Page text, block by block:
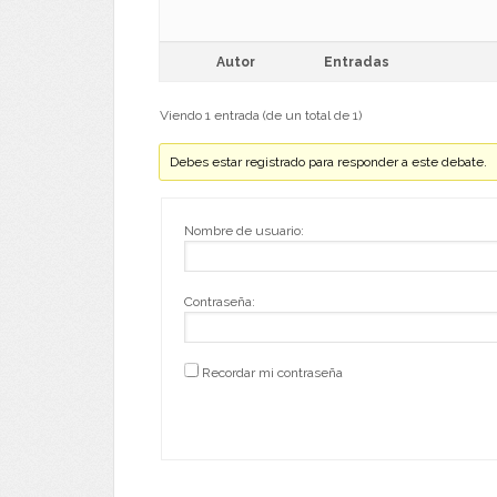
Autor Entradas
Viendo 1 entrada (de un total de 1)
Debes estar registrado para responder a este debate.
Nombre de usuario:
Contraseña:
Recordar mi contraseña